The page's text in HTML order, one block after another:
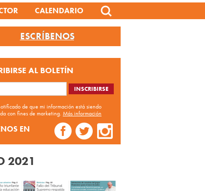
CALENDARIO
Search
for:
ESCRÍBENOS
AL BOLETÍN
de que mi información está siendo
con fines de marketing. Más información
EN
2021